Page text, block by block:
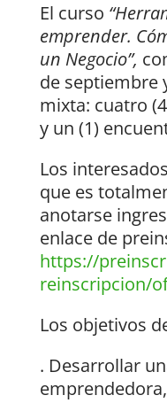
El curso
emprender.
un Negocio”,
de septiembre
mixta: cuatro
y un (1)
Los
que es
anotarse
enlace de
https://
reinscripcion/
Los objetivos
. Desarrollar